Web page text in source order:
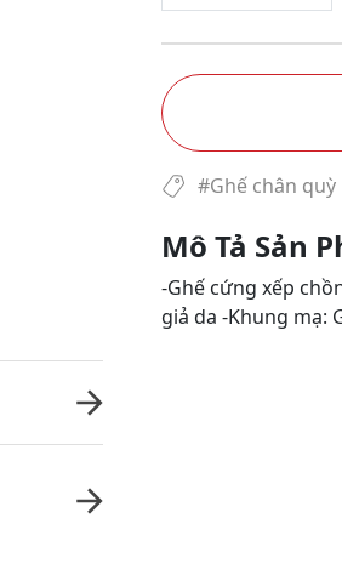
#Ghế chân quỳ
Mô Tả Sản
-Ghế cứng xếp
giả da -Khung mạ: